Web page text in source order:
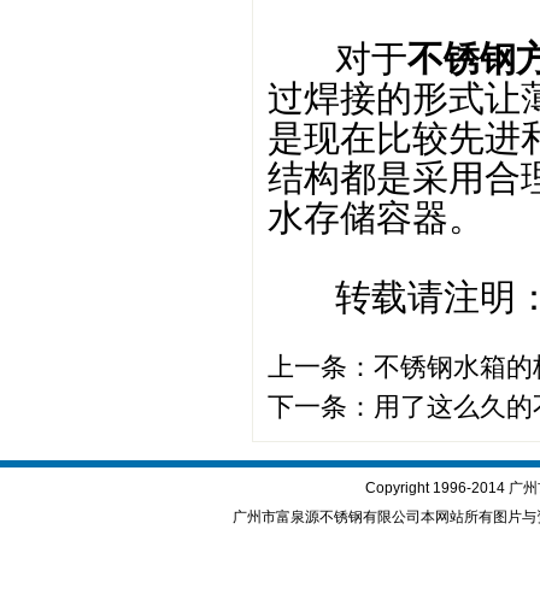
对于不锈钢
过焊接的形式让
是现在比较先进
结构都是采用合
水存储容器。
转载请注明：
上一条： 不锈钢水箱
下一条： 用了这么久
Copyright 1996-2014 广
广州市富泉源不锈钢有限公司本网站所有图片